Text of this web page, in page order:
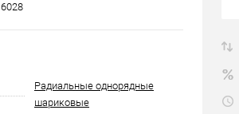
6028
Радиальные однорядные
шариковые